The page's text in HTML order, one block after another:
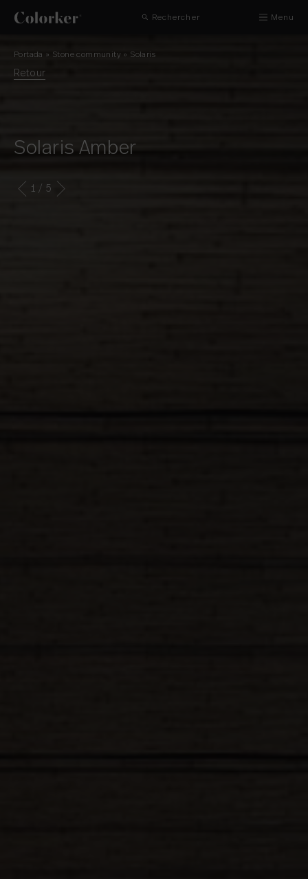
Rechercher Menu
Portada » Stone community » Solaris
Retour
Solaris Amber
1 / 5